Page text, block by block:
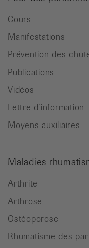
Cours
Manifestations
Prévention des
Publications
Vidéos
Lettre d’information
Moyens auxiliaires
Maladies
Arthrite
Arthrose
Ostéoporose
Rhumatisme des